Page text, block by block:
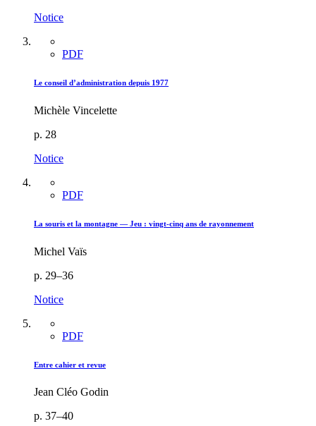
Notice
PDF
Le conseil d’administration depuis 1977
Michèle Vincelette
p. 28
Notice
PDF
La souris et la montagne — Jeu : vingt-cinq ans de rayonnement
Michel Vaïs
p. 29–36
Notice
PDF
Entre cahier et revue
Jean Cléo Godin
p. 37–40